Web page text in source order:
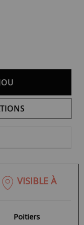
VISIBLE À
Poitiers